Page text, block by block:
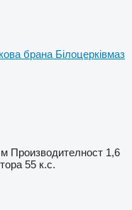
брана Білоцерківмаз
м Производителност 1,6
55 к.с.